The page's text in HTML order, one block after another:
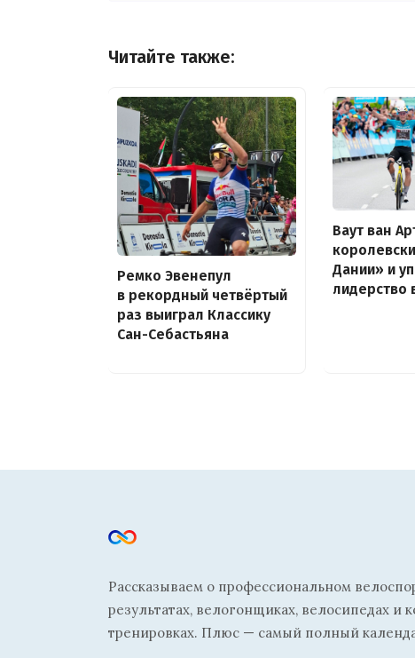
Читайте также:
Ремко Эвенепул
в рекордный четвёртый
раз выиграл Классику
Сан-Себастьяна
Ваут ван
Дании» и
лидерство
Рассказываем о профессиональном
результатах, велогонщиках, велосипедах и
тренировках. Плюс — самый полный